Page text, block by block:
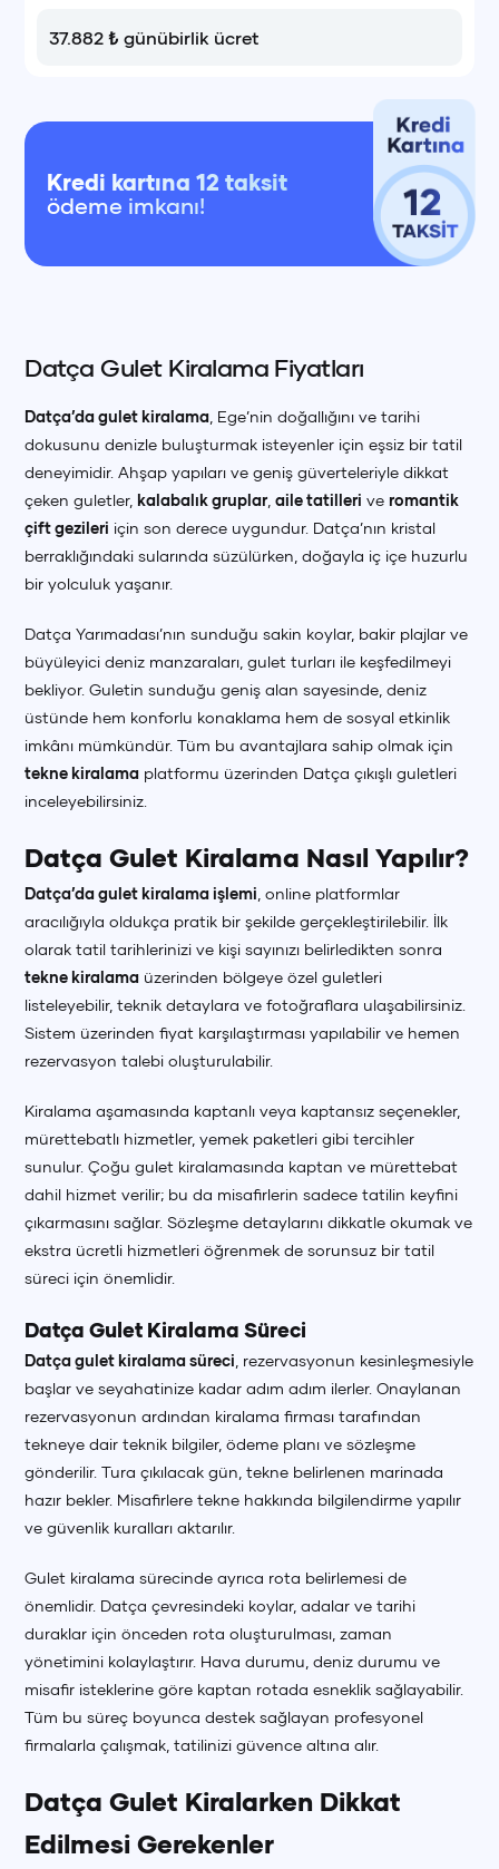
37.882 ₺ günübirlik ücret
Kredi kartına 12 taksit
ödeme imkanı!
Datça Gulet Kiralama Fiyatları
Datça’da gulet kiralama , Ege’nin doğallığını ve tarihi
dokusunu denizle buluşturmak isteyenler için eşsiz bir tatil
deneyimidir. Ahşap yapıları ve geniş güverteleriyle dikkat
çeken guletler, kalabalık gruplar ,aile tatilleri ve romantik
çift gezileri için son derece uygundur. Datça’nın kristal
berraklığındaki sularında süzülürken, doğayla iç içe huzurlu
bir yolculuk yaşanır.
Datça Yarımadası’nın sunduğu sakin koylar, bakir plajlar ve
büyüleyici deniz manzaraları, gulet turları ile keşfedilmeyi
bekliyor. Guletin sunduğu geniş alan sayesinde, deniz
üstünde hem konforlu konaklama hem de sosyal etkinlik
imkânı mümkündür. Tüm bu avantajlara sahip olmak için
tekne kiralama platformu üzerinden Datça çıkışlı guletleri
inceleyebilirsiniz.
Datça Gulet Kiralama Nasıl Yapılır?
Datça’da gulet kiralama işlemi , online platformlar
aracılığıyla oldukça pratik bir şekilde gerçekleştirilebilir. İlk
olarak tatil tarihlerinizi ve kişi sayınızı belirledikten sonra
tekne kiralama üzerinden bölgeye özel guletleri
listeleyebilir, teknik detaylara ve fotoğraflara ulaşabilirsiniz.
Sistem üzerinden fiyat karşılaştırması yapılabilir ve hemen
rezervasyon talebi oluşturulabilir.
Kiralama aşamasında kaptanlı veya kaptansız seçenekler,
mürettebatlı hizmetler, yemek paketleri gibi tercihler
sunulur. Çoğu gulet kiralamasında kaptan ve mürettebat
dahil hizmet verilir; bu da misafirlerin sadece tatilin keyfini
çıkarmasını sağlar. Sözleşme detaylarını dikkatle okumak ve
ekstra ücretli hizmetleri öğrenmek de sorunsuz bir tatil
süreci için önemlidir.
Datça Gulet Kiralama Süreci
Datça gulet kiralama süreci , rezervasyonun kesinleşmesiyle
başlar ve seyahatinize kadar adım adım ilerler. Onaylanan
rezervasyonun ardından kiralama firması tarafından
tekneye dair teknik bilgiler, ödeme planı ve sözleşme
gönderilir. Tura çıkılacak gün, tekne belirlenen marinada
hazır bekler. Misafirlere tekne hakkında bilgilendirme yapılır
ve güvenlik kuralları aktarılır.
Gulet kiralama sürecinde ayrıca rota belirlemesi de
önemlidir. Datça çevresindeki koylar, adalar ve tarihi
duraklar için önceden rota oluşturulması, zaman
yönetimini kolaylaştırır. Hava durumu, deniz durumu ve
misafir isteklerine göre kaptan rotada esneklik sağlayabilir.
Tüm bu süreç boyunca destek sağlayan profesyonel
firmalarla çalışmak, tatilinizi güvence altına alır.
Datça Gulet Kiralarken Dikkat
Edilmesi Gerekenler